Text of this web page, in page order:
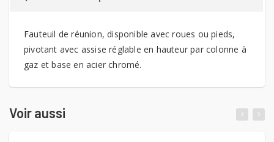
Fauteuil de réunion, disponible avec roues ou pieds,
pivotant avec assise réglable en hauteur par colonne à
gaz et base en acier chromé.
Voir aussi